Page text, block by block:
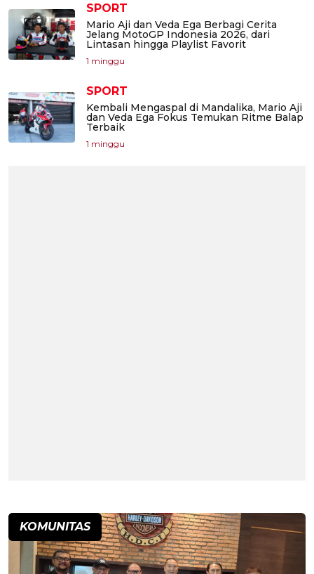
SPORT
Mario Aji dan Veda Ega Berbagi Cerita
Jelang MotoGP Indonesia 2026, dari
Lintasan hingga Playlist Favorit
1 minggu
SPORT
Kembali Mengaspal di Mandalika, Mario Aji
dan Veda Ega Fokus Temukan Ritme Balap
Terbaik
1 minggu
KOMUNITAS